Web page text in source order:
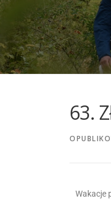
63.
Wakacje